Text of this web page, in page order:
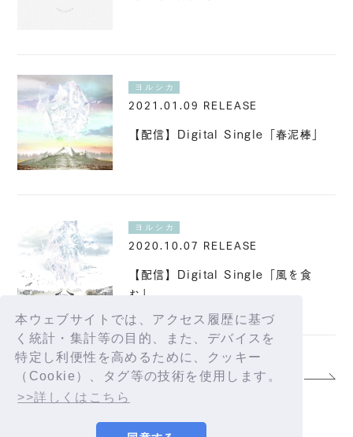
本ウェブサイトでは、アクセス履歴に基づ
く統計・集計等の目的、また、デバイスを
特定し利便性を高めるために、クッキー
（Cookie）、タグ等の技術を使用します。
>>詳しくはこちら
ヨルシカ
2021.01.09 RELEASE
【配信】Digital Single「春泥棒」
ヨルシカ
2020.10.07 RELEASE
【配信】Digital Single「風を食
む」
5 / 7